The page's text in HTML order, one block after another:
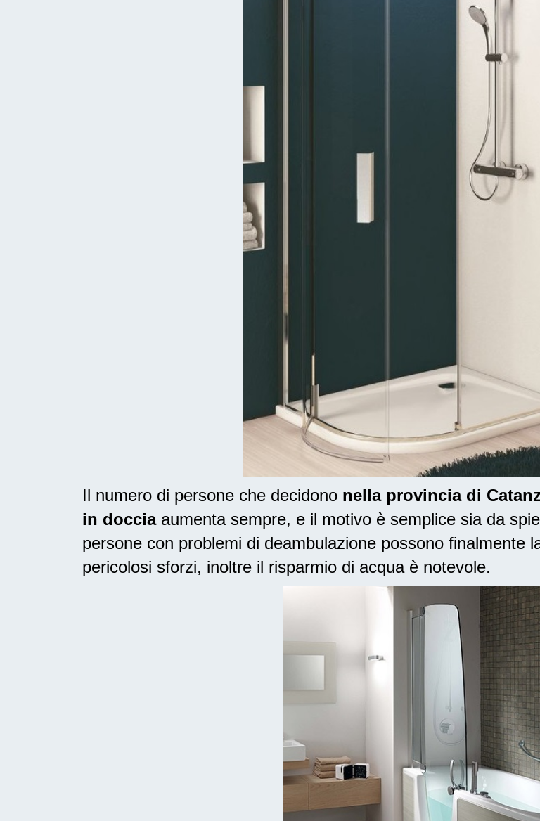
Il numero di persone che decidono nella provincia di
in docciaaumenta sempre, e il motivo è semplice sia da
persone con problemi di deambulazione possono finalmente
pericolosi sforzi, inoltre il risparmio di acqua è notevole.